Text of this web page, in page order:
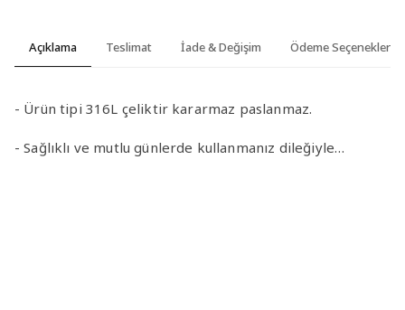
Açıklama Teslimat İade & Değişim Ödeme Seçenekleri
- Ürün tipi 316L çeliktir kararmaz paslanmaz.
- Sağlıklı ve mutlu günlerde kullanmanız dileğiyle…